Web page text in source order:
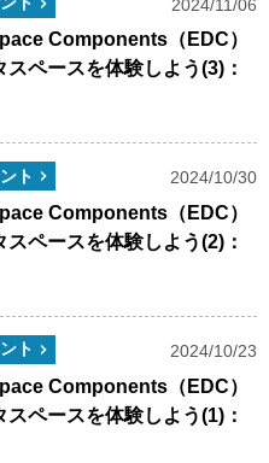
2024/11/06
Components（EDC）
スペースを体験しよう(3)：
ト 2024/10/30
Components（EDC）
スペースを体験しよう(2)：
ト 2024/10/23
Components（EDC）
スペースを体験しよう(1)：